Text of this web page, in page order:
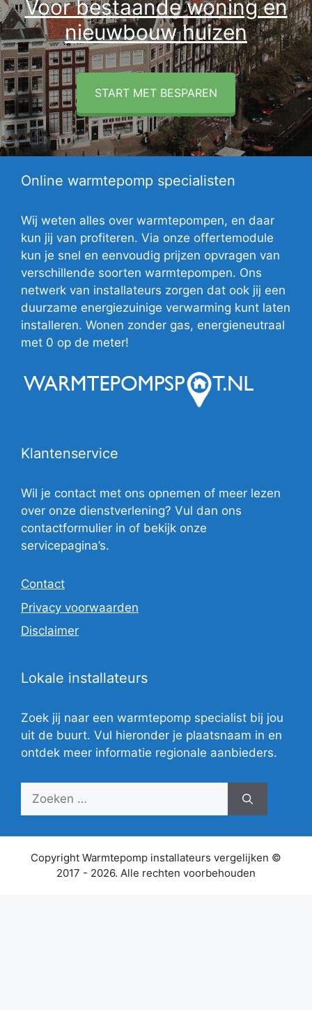
Voor bestaande woning en
nieuwbouw huizen
START MET BESPAREN
Online warmtepomp specialisten
Wij weten alles over warmtepompen, en daar
kun jij van profiteren. Via onze offertemodule
kun je snel en eenvoudig prijzen opvragen van
verschillende soorten warmtepompen. Ons
netwerk van installateurs zorgen dat ook jij een
duurzame energiezuinige verwarming kunt laten
installeren. Wonen zonder gas, energieneutraal
met 0 op de meter!
Klantenservice
Wil je contact met ons opnemen of meer lezen
over onze dienstverlening? Vul dan ons
contactformulier in of bekijk onze
servicepagina’s.
Contact
Privacy voorwaarden
Disclaimer
Lokale installateurs
Zoek jij naar een warmtepomp specialist bij jou
uit de buurt. Vul hieronder je plaatsnaam in en
ontdek meer informatie regionale aanbieders.
Zoek
Copyright Warmtepomp installateurs vergelijken ©
2017 - 2026. Alle rechten voorbehouden